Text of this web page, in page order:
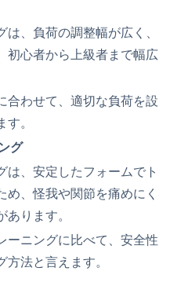
は、負荷の調整幅が広く、
初心者から上級者まで幅広
合わせて、適切な負荷を設
す。
グ
は、安定したフォームでト
め、怪我や関節を痛めにく
あります。
ーニングに比べて、安全性
方法と言えます。